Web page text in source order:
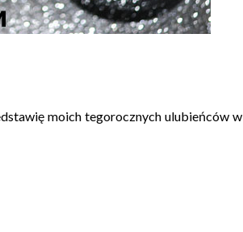
moich tegorocznych ulubieńców w